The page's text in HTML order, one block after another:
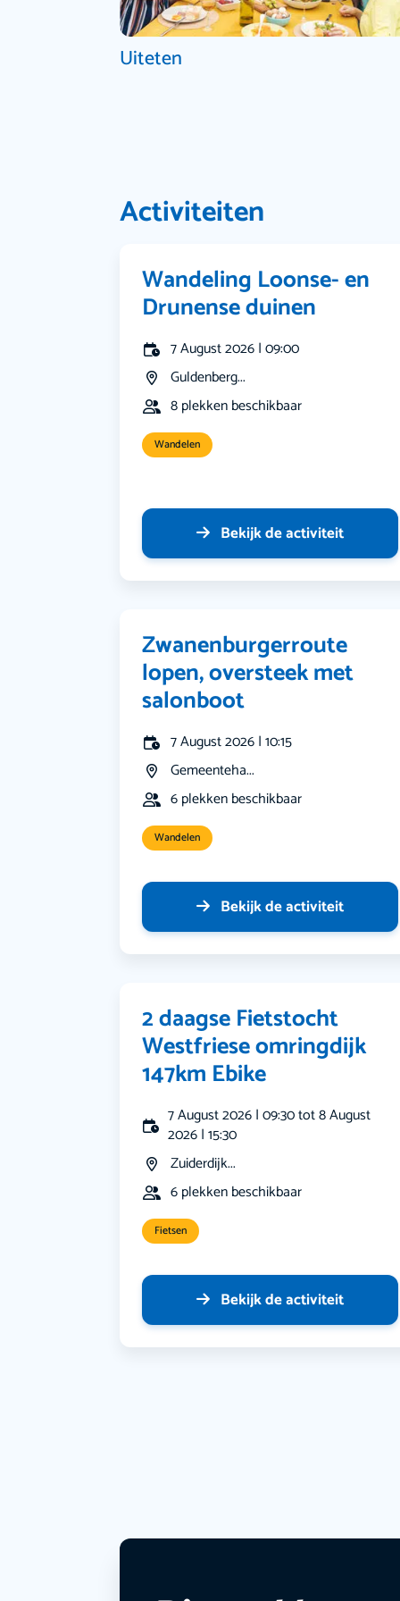
Uiteten
Activiteiten
Wandeling Loonse- en
Drunense duinen
7 August 2026 | 09:00
Guldenberg...
8 plekken beschikbaar
Wandelen
Bekijk de activiteit
Zwanenburgerroute
lopen, oversteek met
salonboot
7 August 2026 | 10:15
Gemeenteha...
6 plekken beschikbaar
Wandelen
Bekijk de activiteit
2 daagse Fietstocht
Westfriese omringdijk
147km Ebike
7 August 2026 | 09:30 tot 8 August
2026 | 15:30
Zuiderdijk...
6 plekken beschikbaar
Fietsen
Bekijk de activiteit